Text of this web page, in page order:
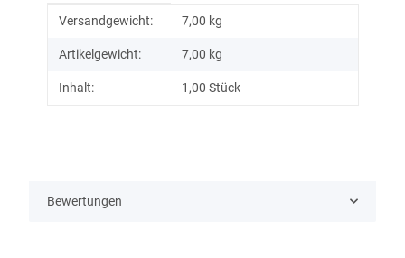
Produkteigenschaft
Wert
Versandgewicht: 7,00 kg
Artikelgewicht: 7,00 kg
Inhalt: 1,00 Stück
Bewertungen